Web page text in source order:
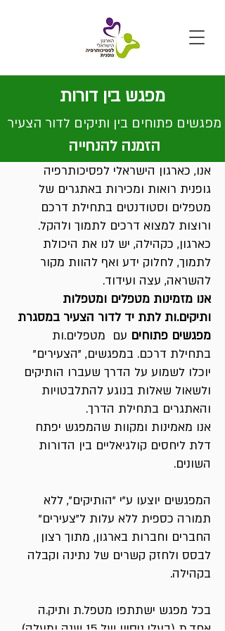
מפגש בין דורות
מפגשים פתוחים בין ותיקים לדור הצעיר
הזמנה להנחייה
אנו, כארגון הישראלי לפסיכותרפיה
גופנית רואות ומכירות באתגרים של
מטפלים וסטודנטים בתחילת דרכם
ורוצות למצוא דרכים לתמוך ולהקל.
כארגון, כקהילה, יש לנו את היכולת
לתמוך, לחלוק ידע ואף להוות מקור
להשראה, עצה ועידוד.
אנו מזמינות מטפלים ומטפלות
ותיקים.ות לתת יד לדור הצעיר במסגרת
מפגשים פתוחים עם מטפלים.ות
בתחילת דרכם. במפגשים, "הצעירים"
יוכלו לשמוע על הדרך שעברו הותיקים
ולשאול שאלות בנוגע להתלבטויות
והאתגרים בתחילת הדרך.
אנו מאמינות ומקוות שהמפגש יפתח
דלת ליחסים קולגיאליים בין הדורות
השונים.
המפגשים יוצעו ע"י "הותיקים", ללא
תמורה כספית ללא עלות ל"צעירים"
החברים וחברות בארגון, מתוך רצון
לבסס ולחזק קשרים של נתינה וקבלה
בקהילה.
בכל מפגש ישתתפו מטפל.ת ותיק.ה